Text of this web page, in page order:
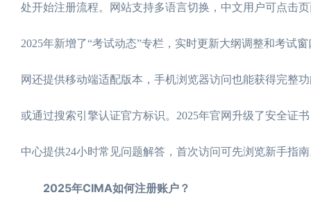
处开始注册流程。网站支持多语言切换，中文用户可点击
2025年新增了“考试动态”专栏，实时更新大纲调整和考试
网还提供移动端适配版本，手机浏览器访问也能获得完整
或通过搜索引擎认证官方标识。2025年官网升级了安全证
中心提供24小时常见问题解答，首次访问可先浏览新手指
2025年CIMA如何注册账户？